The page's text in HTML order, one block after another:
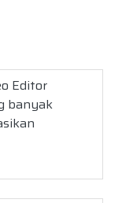
Editor
banyak